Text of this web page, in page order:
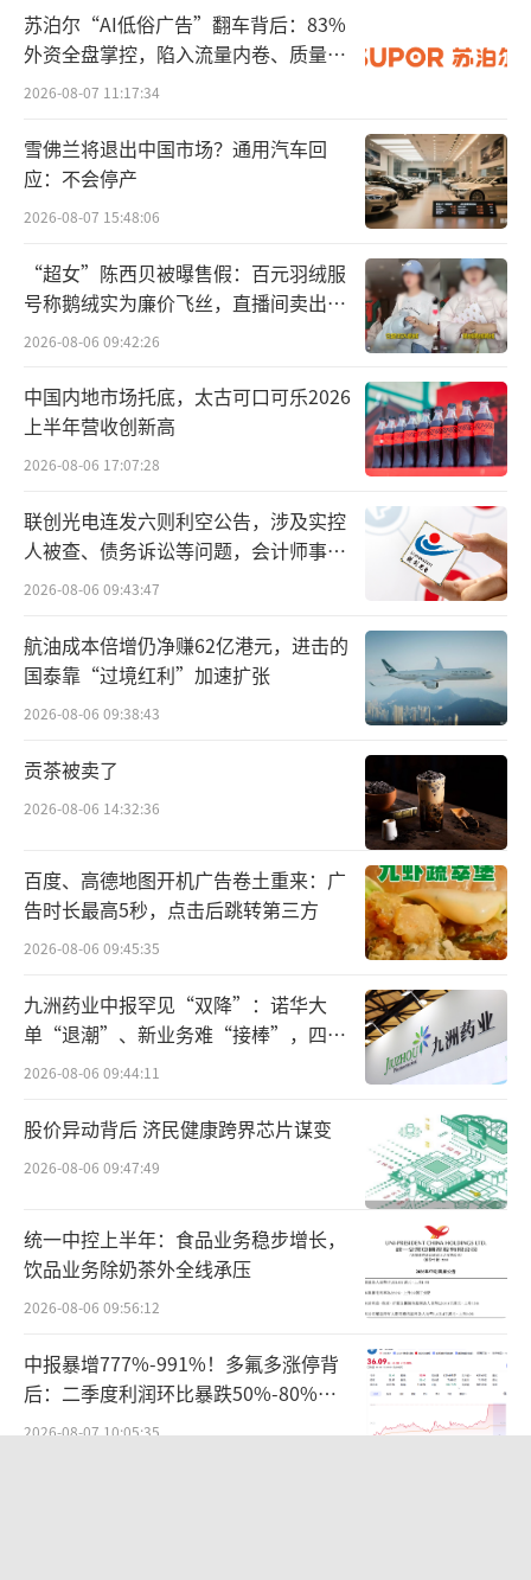
由于Aude经常在工作iPhone上截图保存其
与媒体记者的通讯记录，这使得苹果能够检索
到这些内容。
苹果公司表示，在2023年年底才得知Aude
雇了他。公司还写道，Aude在一次泄密事件中
承认了他违反了员工的义务，但他解释道他想
通过这种手段“终止他反对的产品和功能”。
苹果公司称，Aude对公司构成了“持续的
威胁”，“他的披露阻碍了苹果新产品带来惊
喜和愉悦的能力。”在法院文件中，苹果提出
损害赔偿的主张，并要求没收Aude的奖金和股
权。
值得一提的是，在抓到Aude这位“内
鬼”后，苹果的泄密现象似乎并没有完结。
苏泊尔“AI低俗广告”翻车背后：83%
外资全盘掌控，陷入流量内卷、质量频
发的负循环
2026-08-07 11:17:34
雪佛兰将退出中国市场？通用汽车回
应：不会停产
2026-08-07 15:48:06
“超女”陈西贝被曝售假：百元羽绒服
号称鹅绒实为廉价飞丝，直播间卖出超
百万元
2026-08-06 09:42:26
中国内地市场托底，太古可口可乐2026
上半年营收创新高
2026-08-06 17:07:28
联创光电连发六则利空公告，涉及实控
人被查、债务诉讼等问题，会计师事务
所曾出具“保留意见”
2026-08-06 09:43:47
航油成本倍增仍净赚62亿港元，进击的
国泰靠“过境红利”加速扩张
2026-08-06 09:38:43
贡茶被卖了
2026-08-06 14:32:36
百度、高德地图开机广告卷土重来：广
告时长最高5秒，点击后跳转第三方
2026-08-06 09:45:35
九洲药业中报罕见“双降”：诺华大
单“退潮”、新业务难“接棒”，四大
难关待闯
2026-08-06 09:44:11
股价异动背后 济民健康跨界芯片谋变
2026-08-06 09:47:49
统一中控上半年：食品业务稳步增长，
饮品业务除奶茶外全线承压
2026-08-06 09:56:12
中报暴增777%-991%！多氟多涨停背
后：二季度利润环比暴跌50%-80%，
是黄金坑还是陷阱？
2026-08-07 10:05:35